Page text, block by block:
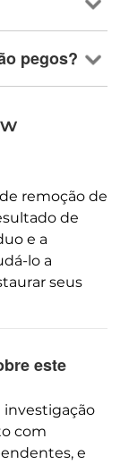
pegos?
remoção de
de
e a
lo a
seus
este
investigação
com
e